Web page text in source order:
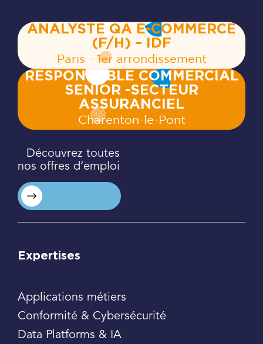
ANALYSTE QA E-COMMERCE
(F/H) – IDF
Paris - 1er arrondissement
RESPONSABLE COMMERCIAL
SENIOR -SECTEUR
ASSURANCIEL
Charenton‍-‍le‍-‍Pont
Découvrez toutes
nos offres d’emploi
Expertises
Applications métiers
Conformité & Cybersécurité
Data Platforms & IA